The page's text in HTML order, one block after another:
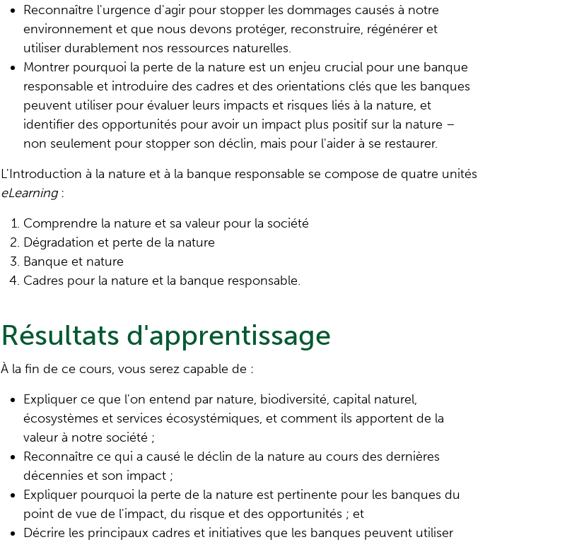
Reconnaître l'urgence d'agir pour stopper les dommages causés à notre
environnement et que nous devons protéger, reconstruire, régénérer et
utiliser durablement nos ressources naturelles.
Montrer pourquoi la perte de la nature est un enjeu crucial pour une banque
responsable et introduire des cadres et des orientations clés que les banques
peuvent utiliser pour évaluer leurs impacts et risques liés à la nature, et
identifier des opportunités pour avoir un impact plus positif sur la nature –
non seulement pour stopper son déclin, mais pour l'aider à se restaurer.
L'Introduction à la nature et à la banque responsable se compose de quatre unités
eLearning:
Comprendre la nature et sa valeur pour la société
Dégradation et perte de la nature
Banque et nature
Cadres pour la nature et la banque responsable.
Résultats d'apprentissage
À la fin de ce cours, vous serez capable de :
Expliquer ce que l'on entend par nature, biodiversité, capital naturel,
écosystèmes et services écosystémiques, et comment ils apportent de la
valeur à notre société ;
Reconnaître ce qui a causé le déclin de la nature au cours des dernières
décennies et son impact ;
Expliquer pourquoi la perte de la nature est pertinente pour les banques du
point de vue de l'impact, du risque et des opportunités ; et
Décrire les principaux cadres et initiatives que les banques peuvent utiliser